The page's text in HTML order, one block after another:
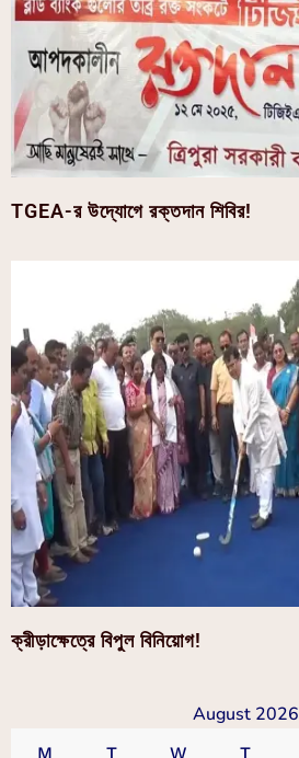
TGEA-র উদ্যোগে রক্তদান শিবির!
ক্রীড়াক্ষেত্রে বিপুল বিনিয়োগ!
August 2026
M T W T